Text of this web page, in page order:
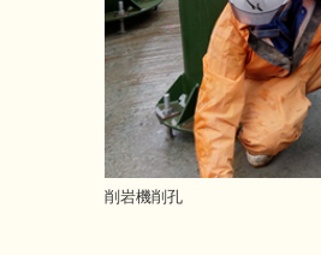
削岩機削孔